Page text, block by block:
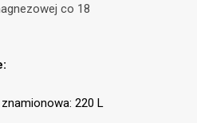
co 18
220 L